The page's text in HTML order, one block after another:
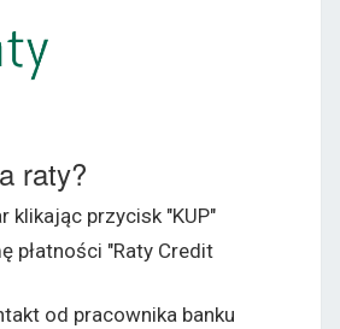
raty?
klikając przycisk "KUP"
płatności "Raty Credit
od pracownika banku